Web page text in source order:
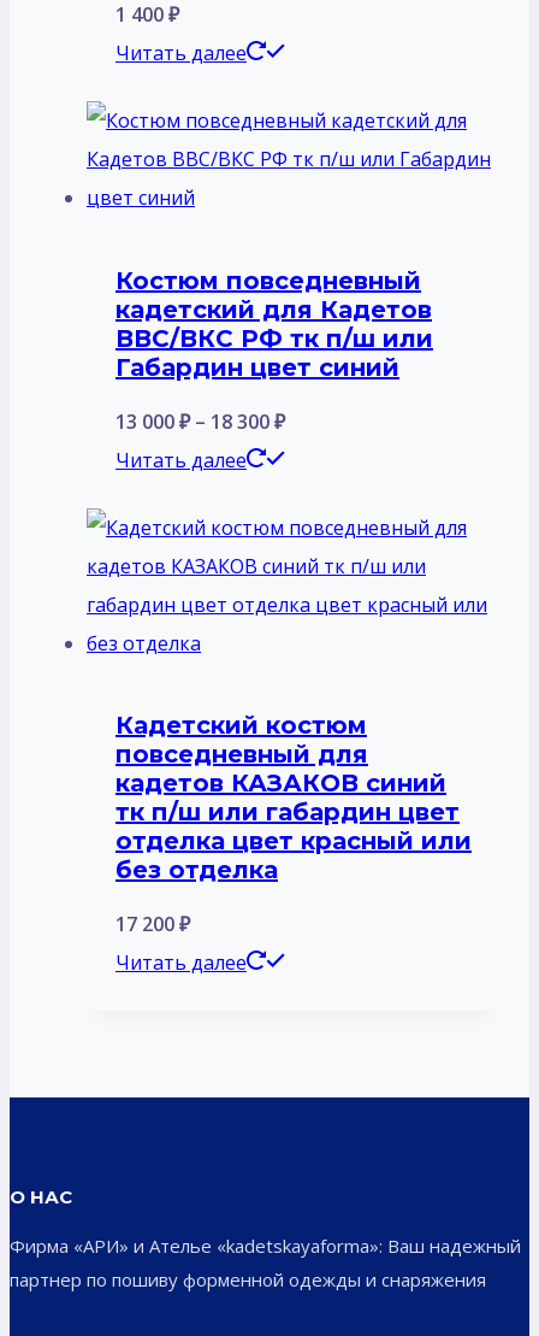
1 400₽
Читать далее
Костюм повседневный
кадетский для Кадетов
ВВС/ВКС РФ тк п/ш или
Габардин цвет синий
13 000₽ – 18 300₽Диапазон
цен:
000 ₽
–
18
Читать далее
Этот
имеет
несколько
вариаций.
выбрать
на
странице
товара.
Кадетский костюм
повседневный для
кадетов КАЗАКОВ синий
тк п/ш или габардин цвет
отделка цвет красный или
без отделка
17 200₽
Читать далее
О НАС
Фирма «АРИ» и Ателье «kadetskayaforma»: Ваш надежный
партнер по пошиву форменной одежды и снаряжения